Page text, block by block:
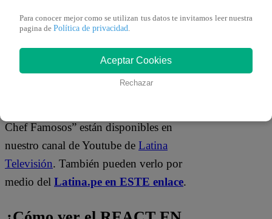
¿Dónde ver todos los
capítulos de “El Gran Chef
Famosos”?
Chef Famosos” están disponibles en
nuestro canal de Youtube de Latina
Televisión. También pueden verlo por
medio del Latina.pe en ESTE enlace.
Para conocer mejor como se utilizan tus datos te invitamos leer nuestra
pagina de Política de privacidad.
Aceptar Cookies
Rechazar